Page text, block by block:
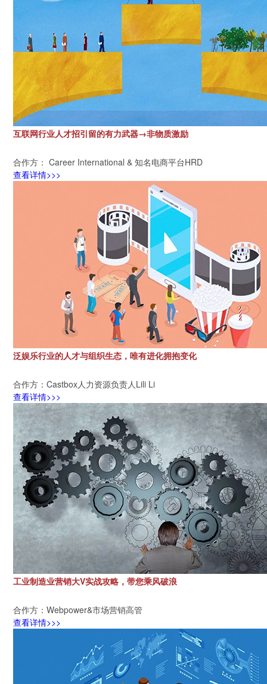
互联网行业人才招引留的有力武器→非物质激励
合作方： Career International & 知名电商平台HRD
查看详情>>>
泛娱乐行业的人才与组织生态，唯有进化拥抱变化
合作方：Castbox人力资源负责人Lili Li
查看详情>>>
工业制造业营销大V实战攻略，带您乘风破浪
合作方：Webpower&市场营销高管
查看详情>>>